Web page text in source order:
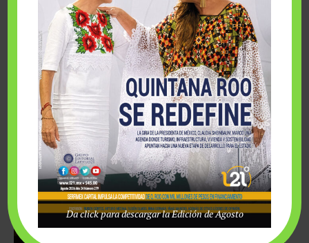
Fairmont Mayakoba y Make-A-Wish México unieron
esfuerzos para hacer realidad el deseo de una …
Da click para descargar la Edición de Agosto